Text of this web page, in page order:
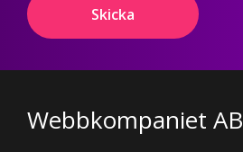
Footer
Webbkompaniet AB